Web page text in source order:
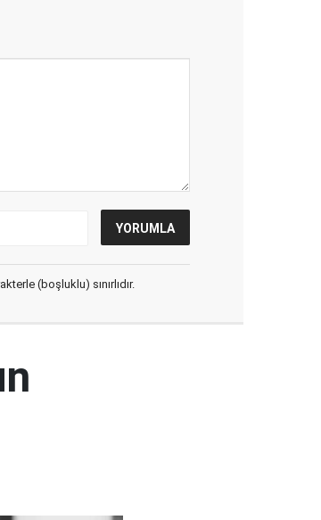
(boşluklu) sınırlıdır.